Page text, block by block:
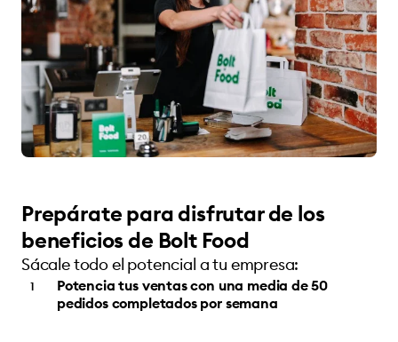
Prepárate para disfrutar de los
beneficios de Bolt Food
Sácale todo el potencial a tu empresa:
Potencia tus ventas con una media de 50
pedidos completados por semana